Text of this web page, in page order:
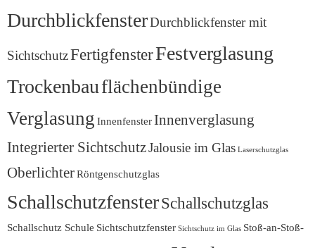
DurchblickfensterDurchblickfenster mit
SichtschutzFertigfensterFestverglasung
Trockenbau flächenbündige
Verglasung InnenfensterInnenverglasung
Integrierter SichtschutzJalousie im Glas Laserschutzglas
OberlichterRöntgenschutzglas
SchallschutzfensterSchallschutzglas
Schallschutz Schule Sichtschutzfenster Sichtschutz im Glas Stoß-an-Stoß-